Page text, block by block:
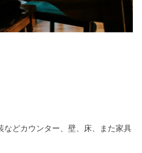
などカウンター、壁、床、また家具